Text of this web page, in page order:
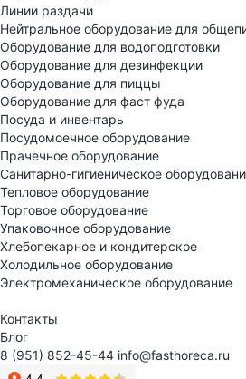
Линии раздачи
Нейтральное оборудование для
Оборудование для водоподготовки
Оборудование для дезинфекции
Оборудование для пиццы
Оборудование для фаст фуда
Посуда и инвентарь
Посудомоечное оборудование
Прачечное оборудование
Санитарно-гигиеническое
Тепловое оборудование
Торговое оборудование
Упаковочное оборудование
Хлебопекарное и кондитерское
Холодильное оборудование
Электрoмеханическое оборудование
Контакты
Блог
8 (951) 852-45-44 info@fasthoreca.ru